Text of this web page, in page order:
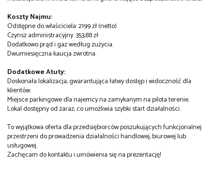
Koszty Najmu:
Odstępne do właściciela: 2199 zł (netto)
Czynsz administracyjny: 353,88 zł
Dodatkowo prąd i gaz według zużycia.
Dwumiesięczna kaucja zwrotna.
Dodatkowe Atuty:
Doskonała lokalizacja, gwarantująca łatwy dostęp i widoczność dla
klientów.
Miejsce parkingowe dla najemcy na zamykanym na pilota terenie.
Lokal dostępny od zaraz, co umożliwia szybki start działalności.
To wyjątkowa oferta dla przedsiębiorców poszukujących funkcjonalnej
przestrzeni do prowadzenia działalności handlowej, biurowej lub
usługowej.
Zachęcam do kontaktu i umówienia się na prezentację!